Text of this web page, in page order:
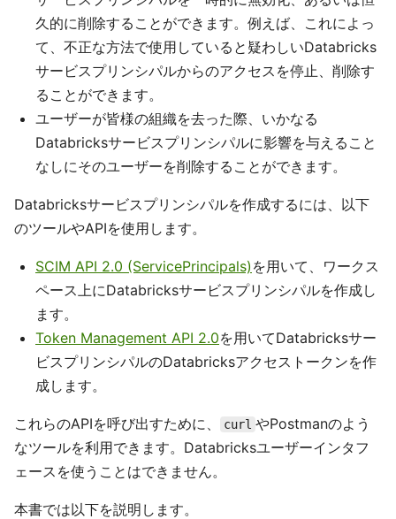
久的に削除することができます。例えば、これによっ
て、不正な方法で使用していると疑わしいDatabricks
サービスプリンシパルからのアクセスを停止、削除す
ることができます。
ユーザーが皆様の組織を去った際、いかなる
Databricksサービスプリンシパルに影響を与えること
なしにそのユーザーを削除することができます。
Databricksサービスプリンシパルを作成するには、以下
のツールやAPIを使用します。
SCIM API 2.0 (ServicePrincipals) を用いて、ワークス
ペース上にDatabricksサービスプリンシパルを作成し
ます。
Token Management API 2.0を用いてDatabricksサー
ビスプリンシパルのDatabricksアクセストークンを作
成します。
これらのAPIを呼び出すために、 curl やPostmanのよう
なツールを利用できます。Databricksユーザーインタフ
ェースを使うことはできません。
本書では以下を説明します。